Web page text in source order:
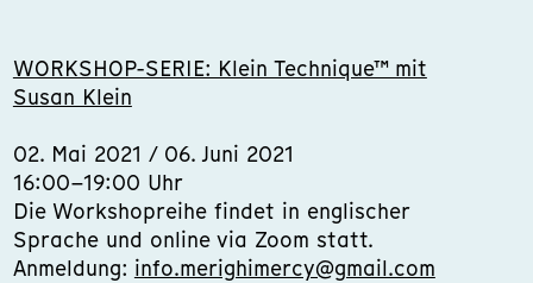
WORKSHOP-SERIE: Klein Technique™ mit
Susan Klein
02. Mai 2021 / 06. Juni 2021
16:00–19:00 Uhr
Die Workshopreihe findet in englischer
Sprache und online via Zoom statt.
Anmeldung: info.merighimercy@gmail.com